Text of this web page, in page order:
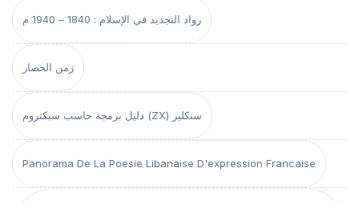
رواد التجديد في الإسلام : 1840 – 1940 م
زمن الحصار
دليل برمجة حاسب سبكتروم (ZX) سنكلير
Panorama De La Poesie Libanaise D'expression Francaise